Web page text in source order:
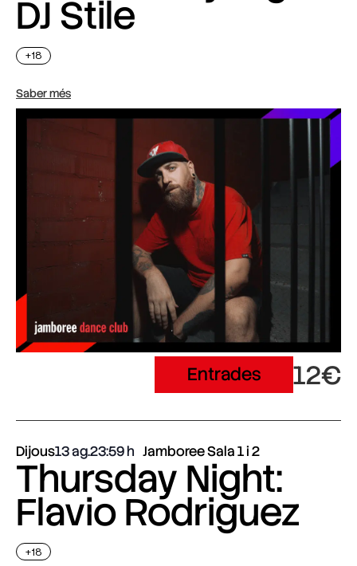
DJ Stile
+18
Saber més
Entrades 12€
Dijous13 ag.23:59 Jamboree Sala 1 i 2
Thursday Night:
Flavio Rodriguez
+18